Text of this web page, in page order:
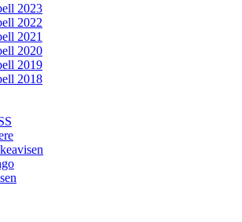
2023
2022
2021
2020
2019
2018